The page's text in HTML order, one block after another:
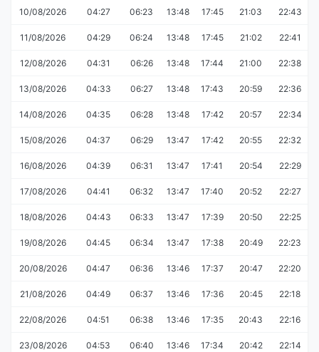
10/08/2026 04:27 06:23 13:48 17:45 21:03 22:43
11/08/2026 04:29 06:24 13:48 17:45 21:02 22:41
12/08/2026 04:31 06:26 13:48 17:44 21:00 22:38
13/08/2026 04:33 06:27 13:48 17:43 20:59 22:36
14/08/2026 04:35 06:28 13:48 17:42 20:57 22:34
15/08/2026 04:37 06:29 13:47 17:42 20:55 22:32
16/08/2026 04:39 06:31 13:47 17:41 20:54 22:29
17/08/2026 04:41 06:32 13:47 17:40 20:52 22:27
18/08/2026 04:43 06:33 13:47 17:39 20:50 22:25
19/08/2026 04:45 06:34 13:47 17:38 20:49 22:23
20/08/2026 04:47 06:36 13:46 17:37 20:47 22:20
21/08/2026 04:49 06:37 13:46 17:36 20:45 22:18
22/08/2026 04:51 06:38 13:46 17:35 20:43 22:16
23/08/2026 04:53 06:40 13:46 17:34 20:42 22:14